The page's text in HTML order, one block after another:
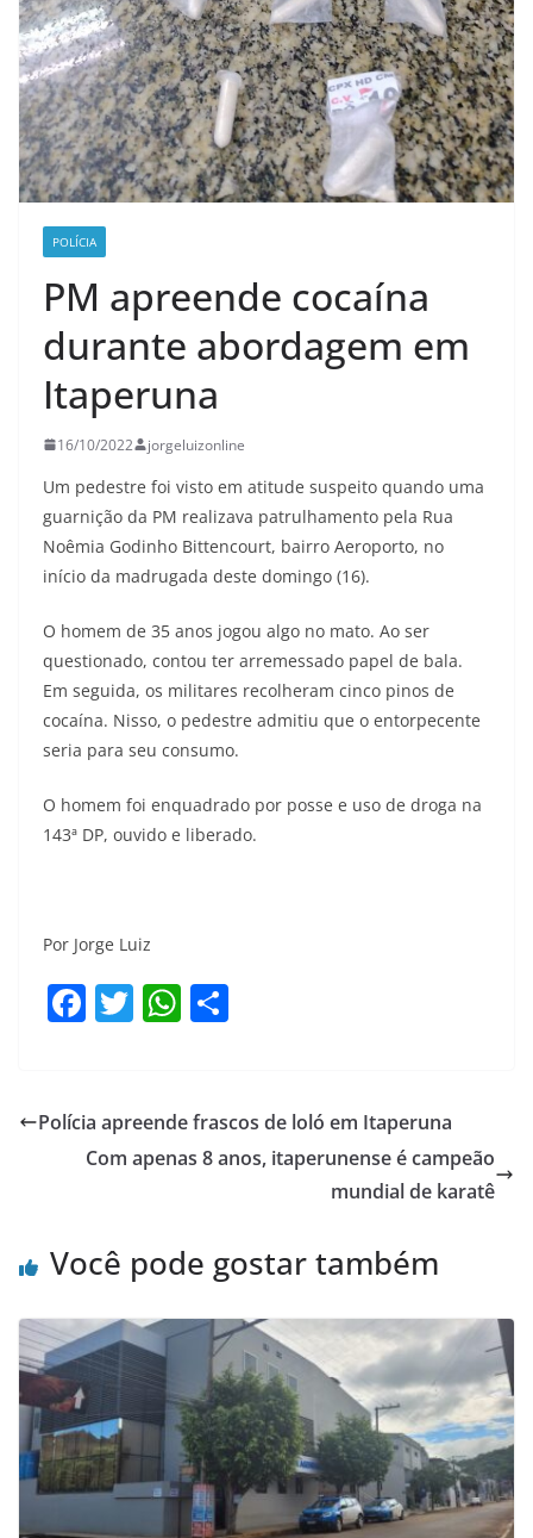
POLÍCIA
PM apreende cocaína
durante abordagem em
Itaperuna
16/10/2022 jorgeluizonline
Um pedestre foi visto em atitude suspeito quando uma
guarnição da PM realizava patrulhamento pela Rua
Noêmia Godinho Bittencourt, bairro Aeroporto, no
início da madrugada deste domingo (16).
O homem de 35 anos jogou algo no mato. Ao ser
questionado, contou ter arremessado papel de bala.
Em seguida, os militares recolheram cinco pinos de
cocaína. Nisso, o pedestre admitiu que o entorpecente
seria para seu consumo.
O homem foi enquadrado por posse e uso de droga na
143ª DP, ouvido e liberado.
Por Jorge Luiz
F
e
b
k
T
er
W
s
A
e
Polícia apreende frascos de loló em Itaperuna
Com apenas 8 anos, itaperunense é campeão
mundial de karatê
Você pode gostar também